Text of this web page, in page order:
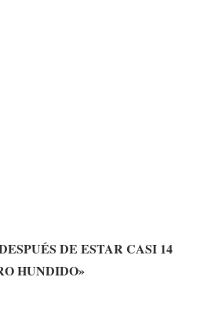
DE ESTAR CASI 14
HUNDIDO»